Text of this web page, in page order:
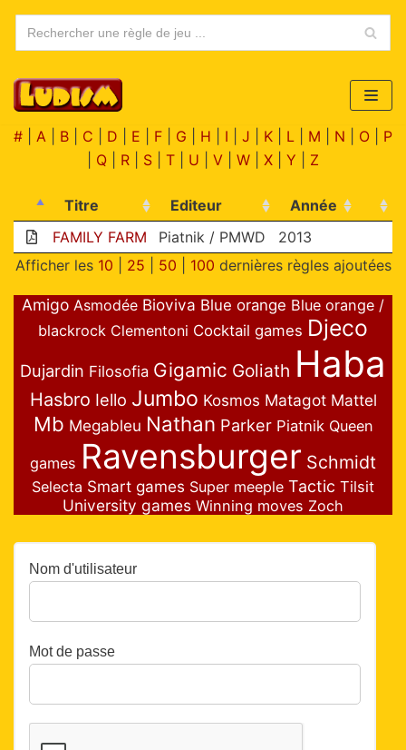
Aller
au
contenu
# A B C D E F G H I J K L M N O
P
Q R S T U V W X Y Z
Titre Editeur
Année
FAMILY FARM
Piatnik / PMWD
2013
Afficher les 10 25 50 100 dernières règles ajoutées
Amigo Asmodée Bioviva Blue orange Blue orange /
blackrock Clementoni Cocktail games Djeco
Dujardin Filosofia Gigamic Goliath Haba
Hasbro Iello Jumbo Kosmos Matagot Mattel
Mb Megableu Nathan Parker Piatnik Queen
games Ravensburger Schmidt
Selecta Smart games Super meeple Tactic Tilsit
University games Winning moves Zoch
Nom d'utilisateur
Mot de passe